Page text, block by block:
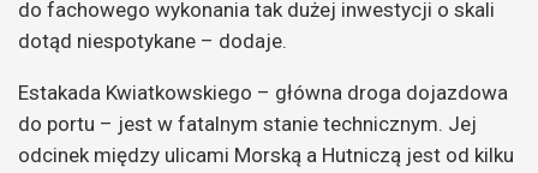
do fachowego wykonania tak dużej inwestycji o skali
dotąd niespotykane – dodaje.
Estakada Kwiatkowskiego – główna droga dojazdowa
do portu – jest w fatalnym stanie technicznym. Jej
odcinek między ulicami Morską a Hutniczą jest od kilku